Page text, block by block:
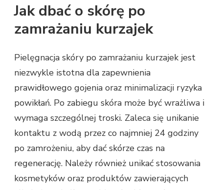
Jak dbać o skórę po
zamrażaniu kurzajek
Pielęgnacja skóry po zamrażaniu kurzajek jest
niezwykle istotna dla zapewnienia
prawidłowego gojenia oraz minimalizacji ryzyka
powikłań. Po zabiegu skóra może być wrażliwa i
wymaga szczególnej troski. Zaleca się unikanie
kontaktu z wodą przez co najmniej 24 godziny
po zamrożeniu, aby dać skórze czas na
regenerację. Należy również unikać stosowania
kosmetyków oraz produktów zawierających